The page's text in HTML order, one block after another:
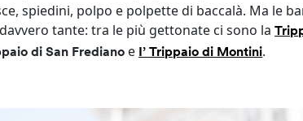
spiedini, polpo e polpette di baccalà. Ma le
tante: tra le più gettonate ci sono la
di San Frediano e I’ Trippaio di Montini.